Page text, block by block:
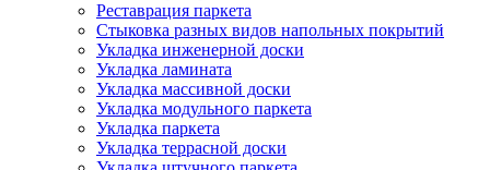
Реставрация паркета
Стыковка разных видов напольных покрытий
Укладка инженерной доски
Укладка ламината
Укладка массивной доски
Укладка модульного паркета
Укладка паркета
Укладка террасной доски